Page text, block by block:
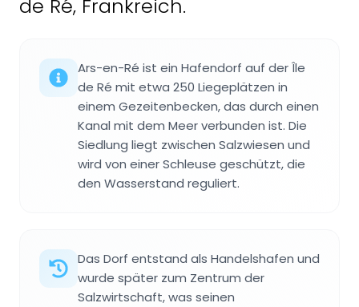
de Ré, Frankreich.
Ars-en-Ré ist ein Hafendorf auf der Île
de Ré mit etwa 250 Liegeplätzen in
einem Gezeitenbecken, das durch einen
Kanal mit dem Meer verbunden ist. Die
Siedlung liegt zwischen Salzwiesen und
wird von einer Schleuse geschützt, die
den Wasserstand reguliert.
Das Dorf entstand als Handelshafen und
wurde später zum Zentrum der
Salzwirtschaft, was seinen